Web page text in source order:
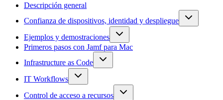
Descripción general
Confianza de dispositivos, identidad y despliegue
Ejemplos y demostraciones
Primeros pasos con Jamf para Mac
Infrastructure as Code
IT Workflows
Control de acceso a recursos